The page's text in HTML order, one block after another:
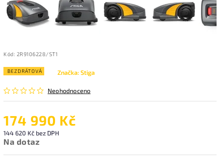
Kód: 2R9106228/ST1
BEZDRÁTOVÁ
Neohodnoceno
Značka:Stiga
174 990 Kč
144 620 Kč bez DPH
Na dotaz